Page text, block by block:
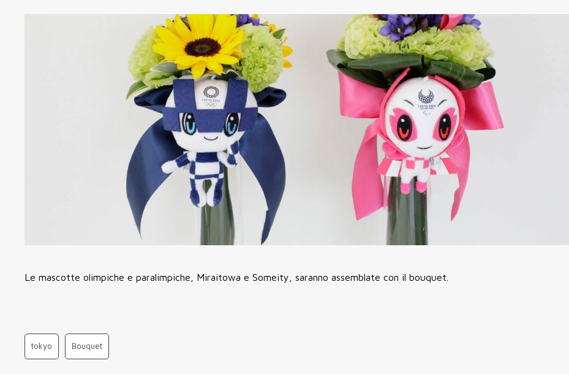
Le mascotte olimpiche e paralimpiche, Miraitowa e Someity, saranno assemblate con il bouquet.
tokyo Bouquet